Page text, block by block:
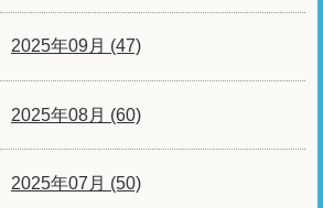
2025年09月 (47)
2025年08月 (60)
2025年07月 (50)